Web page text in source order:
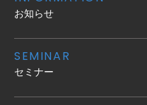
お知らせ
SEMINAR
セミナー